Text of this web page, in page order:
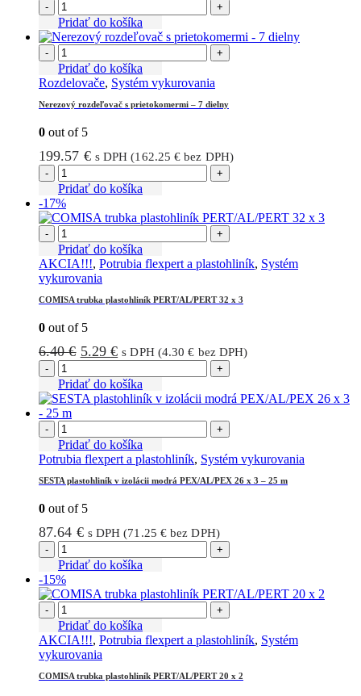
bola:
231.24 €.175.74 €.
- +
Pridať do košíka
- +
Pridať do košíka
Rozdelovače, Systém vykurovania
Nerezový rozdeľovač s prietokomermi – 7 dielny
0 out of 5
199.57 € s DPH (162.25€ bez DPH)
- +
Pridať do košíka
-17%
- +
Pridať do košíka
AKCIA!!!, Potrubia flexpert a plastohliník, Systém
vykurovania
COMISA trubka plastohliník PERT/AL/PERT 32 x 3
0 out of 5
6.40€ Pôvodná
bola:
6.40 €.
5.29€Aktuálna
je:
5.29 €.
s DPH (4.30€ bez DPH)
- +
Pridať do košíka
- +
Pridať do košíka
Potrubia flexpert a plastohliník, Systém vykurovania
SESTA plastohliník v izolácii modrá PEX/AL/PEX 26 x 3 – 25 m
0 out of 5
87.64 € s DPH (71.25 € bez DPH)
- +
Pridať do košíka
-15%
- +
Pridať do košíka
AKCIA!!!, Potrubia flexpert a plastohliník, Systém
vykurovania
COMISA trubka plastohliník PERT/AL/PERT 20 x 2